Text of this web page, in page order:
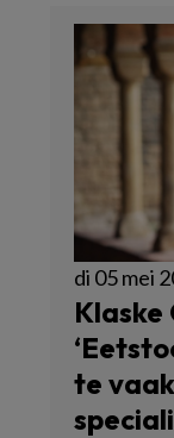
di 05 mei
Klaske
te